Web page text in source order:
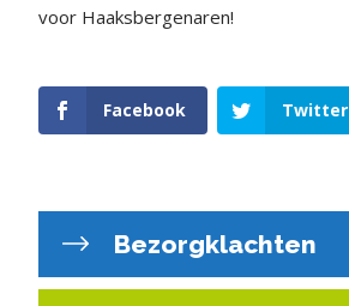
voor Haaksbergenaren!
Facebook Twitter
Bezorgklachten